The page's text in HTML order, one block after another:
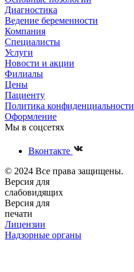
Диагностика
Ведение беременности
Компания
Специалисты
Услуги
Новости и акции
Филиалы
Цены
Пациенту
Политика конфиденциальности
Оформление
Мы в соцсетях
Вконтакте
© 2024 Все права защищены.
Версия для
слабовидящих
Версия для
печати
Лицензии
Надзорные органы